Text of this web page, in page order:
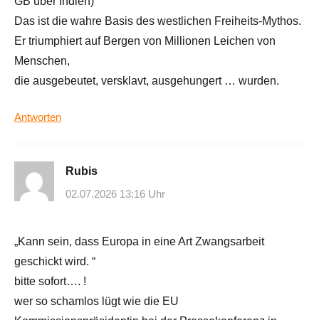
Das ist die wahre Basis des westlichen Freiheits-Mythos.
Er triumphiert auf Bergen von Millionen Leichen von
Menschen,
die ausgebeutet, versklavt, ausgehungert … wurden.
Antworten
Rubis
02.07.2026 13:16 Uhr
„Kann sein, dass Europa in eine Art Zwangsarbeit
geschickt wird. “
bitte sofort…. !
wer so schamlos lügt wie die EU